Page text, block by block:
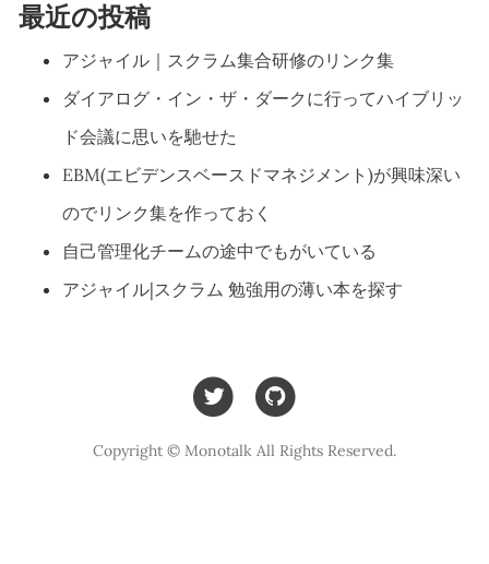
最近の投稿
アジャイル｜スクラム集合研修のリンク集
ダイアログ・イン・ザ・ダークに行ってハイブリッ
ド会議に思いを馳せた
EBM(エビデンスベースドマネジメント)が興味深い
のでリンク集を作っておく
自己管理化チームの途中でもがいている
アジャイル|スクラム 勉強用の薄い本を探す
Copyright © Monotalk All Rights Reserved.